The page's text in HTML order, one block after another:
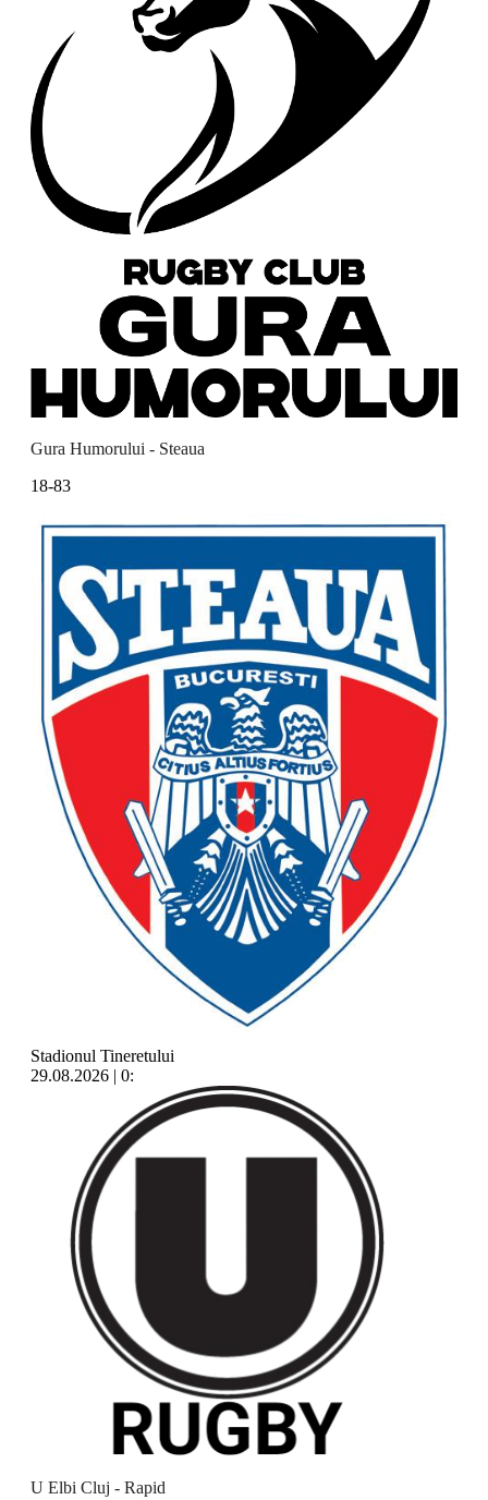
Gura Humorului - Steaua
18-83
Stadionul Tineretului
29.08.2026 | 0:
U Elbi Cluj - Rapid